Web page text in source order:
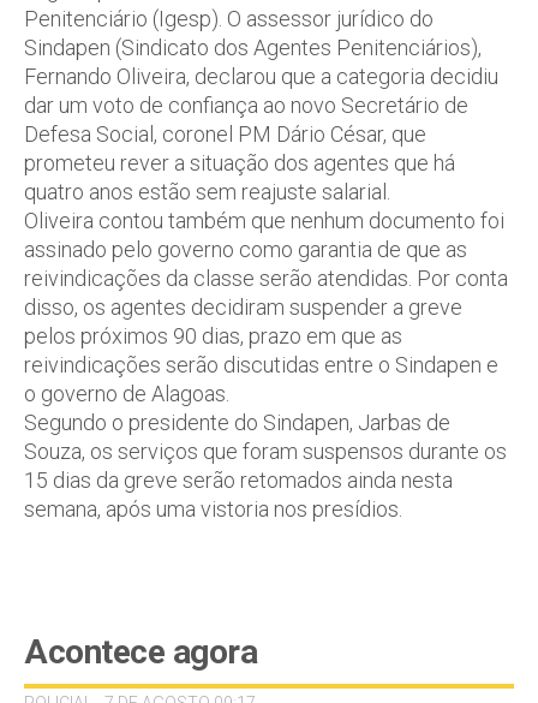
Penitenciário (Igesp). O assessor jurídico do
Sindapen (Sindicato dos Agentes Penitenciários),
Fernando Oliveira, declarou que a categoria decidiu
dar um voto de confiança ao novo Secretário de
Defesa Social, coronel PM Dário César, que
prometeu rever a situação dos agentes que há
quatro anos estão sem reajuste salarial.
Oliveira contou também que nenhum documento foi
assinado pelo governo como garantia de que as
reivindicações da classe serão atendidas. Por conta
disso, os agentes decidiram suspender a greve
pelos próximos 90 dias, prazo em que as
reivindicações serão discutidas entre o Sindapen e
o governo de Alagoas.
Segundo o presidente do Sindapen, Jarbas de
Souza, os serviços que foram suspensos durante os
15 dias da greve serão retomados ainda nesta
semana, após uma vistoria nos presídios.
Acontece agora